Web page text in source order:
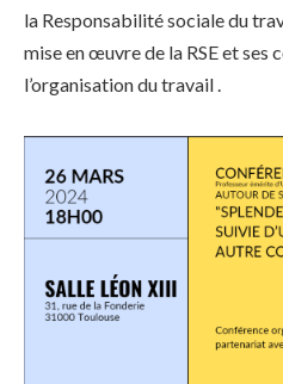
la Responsabilité sociale du
mise en œuvre de la RSE et ses
l’organisation du travail .